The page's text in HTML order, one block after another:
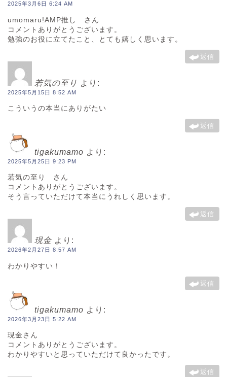
2025年3月6日 6:24 AM
umomaru!AMP推し さん
コメントありがとうございます。
勉強のお役に立てたこと、とても嬉しく思います。
返信
若気の至り より:
2025年5月15日 8:52 AM
こういうの本当にありがたい
返信
tigakumamo より:
2025年5月25日 9:23 PM
若気の至り さん
コメントありがとうございます。
そう言っていただけて本当にうれしく思います。
返信
現金 より:
2026年2月27日 8:57 AM
わかりやすい！
返信
tigakumamo より:
2026年3月23日 5:22 AM
現金さん
コメントありがとうございます。
わかりやすいと思っていただけて良かったです。
返信